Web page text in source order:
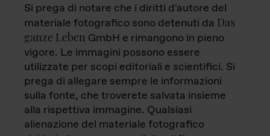
Si prega di notare che i diritti d'autore del
materiale fotografico sono detenuti da Das
ganze Leben GmbH e rimangono in pieno
vigore. Le immagini possono essere
utilizzate per scopi editoriali e scientifici. Si
prega di allegare sempre le informazioni
sulla fonte, che troverete salvata insieme
alla rispettiva immagine. Qualsiasi
alienazione del materiale fotografico